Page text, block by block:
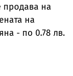
продава на
на
- по 0.78 лв.